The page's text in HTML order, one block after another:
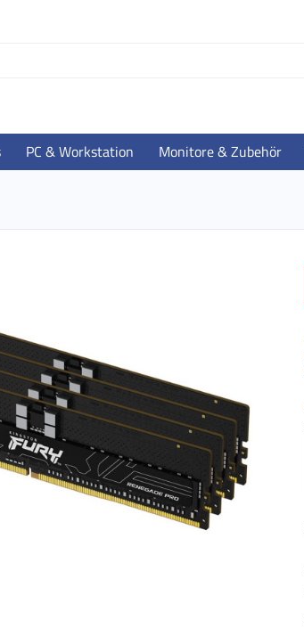
PC & Workstation Monitore & Zubehör